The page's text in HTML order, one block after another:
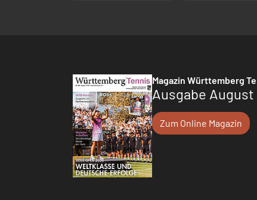
Magazin Württemberg
Ausgabe August
Zum Online Magazin